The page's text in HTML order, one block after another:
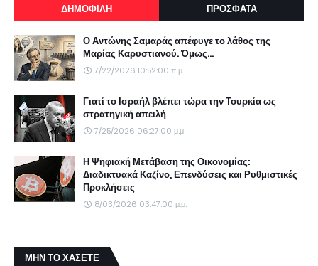
ΔΗΜΟΦΙΛΗ ΠΡΟΣΦΑΤΑ
Ο Αντώνης Σαμαράς απέφυγε το λάθος της
Μαρίας Καρυστιανού. Όμως...
7/22/2026 10:52:00 π.μ.
Γιατί το Ισραήλ βλέπει τώρα την Τουρκία ως
στρατηγική απειλή
7/25/2026 06:27:00 μ.μ.
Η Ψηφιακή Μετάβαση της Οικονομίας:
Διαδικτυακά Καζίνο, Επενδύσεις και Ρυθμιστικές
Προκλήσεις
8/03/2026 03:47:00 μ.μ.
ΜΗΝ ΤΟ ΧΑΣΕΤΕ